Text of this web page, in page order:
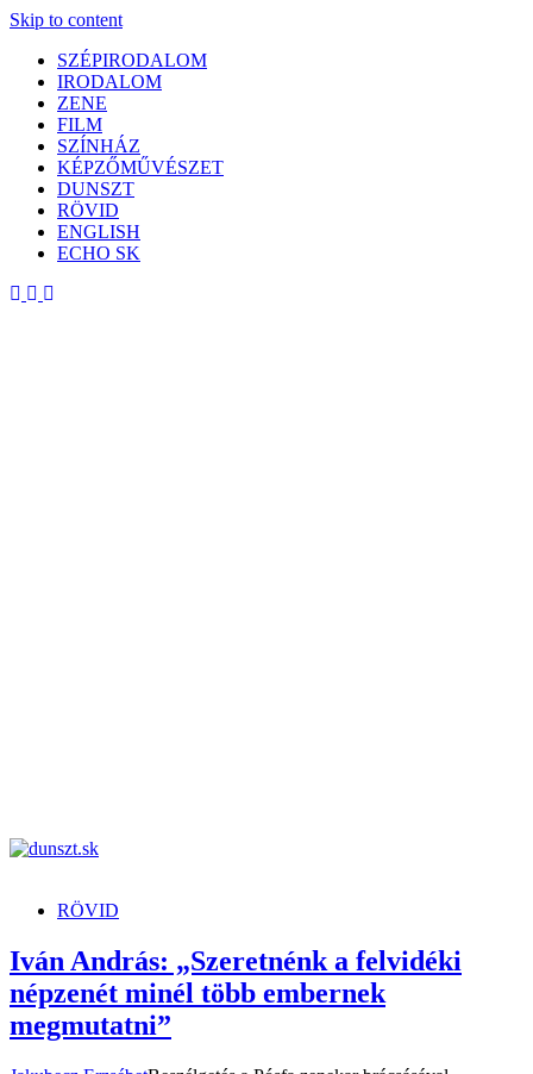
Skip to content
SZÉPIRODALOM
IRODALOM
ZENE
FILM
SZÍNHÁZ
KÉPZŐMŰVÉSZET
DUNSZT
RÖVID
ENGLISH
ECHO SK
RÖVID
Iván András: „Szeretnénk a felvidéki
népzenét minél több embernek
megmutatni”